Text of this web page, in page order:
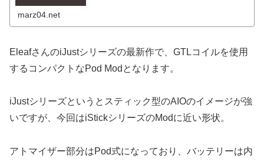
marz04.net
EleafさんのiJustシリーズの最新作で、GTLコイルを使用
するコンパクトなPod Modとなります。
iJustシリーズというとスティック型のAIOのイメージが強
いですが、今回はiStickシリーズのModに近い形状。
アトマイザー部分はPod式になっており、バッテリーは内